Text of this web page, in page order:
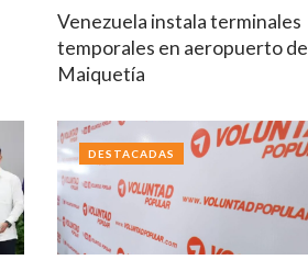
Venezuela instala terminales
temporales en aeropuerto de
Maiquetía
DESTACADAS